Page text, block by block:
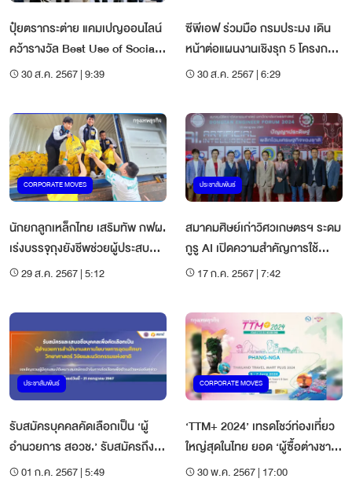
ปุ๋ยตรากระต่าย แคมเปญออนไลน์
คว้ารางวัล Best Use of Social
Awards จาก MAAT
30 ส.ค. 2567 | 9:39
ซีพีเอฟ ร่วมมือ กรมประมง เดิน
หน้าต่อแผนงานเชิงรุก 5 โครงการ
พิชิตปลาหมอคางดำ
30 ส.ค. 2567 | 6:29
CORPORATE MOVES
นักยกลูกเหล็กไทย เสริมทัพ กฟผ.
เร่งบรรจุถุงยังชีพช่วยผู้ประสบ
อุทกภัยภาคเหนือ
29 ส.ค. 2567 | 5:12
ประชาสัมพันธ์
สมาคมศิษย์เก่าวิศวเกษตรฯ ระดม
กูรู AI เปิดความสำคัญการใช้
นวัตกรรมพัฒนาชาติ
17 ก.ค. 2567 | 7:42
ประชาสัมพันธ์
รับสมัครบุคคลคัดเลือกเป็น ‘ผู้
อำนวยการ สอวช.’ รับสมัครถึง
21 กรกฎาคม 2567
01 ก.ค. 2567 | 5:49
CORPORATE MOVES
‘TTM+ 2024’ เทรดโชว์ท่องเที่ยว
ใหญ่สุดในไทย ยอด ‘ผู้ซื้อต่างชาติ’
ทำนิวไฮ ต่อยอดธุรกิจได้ไม่รู้จบ!
30 พ.ค. 2567 | 17:00